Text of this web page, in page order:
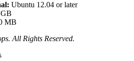
Ubuntu 12.04 or later
MB
All Rights Reserved.